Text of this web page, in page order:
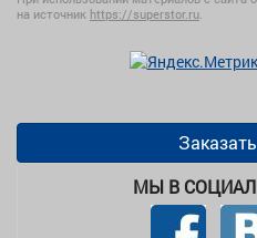
на источник https://superstor.ru.
МЫ В